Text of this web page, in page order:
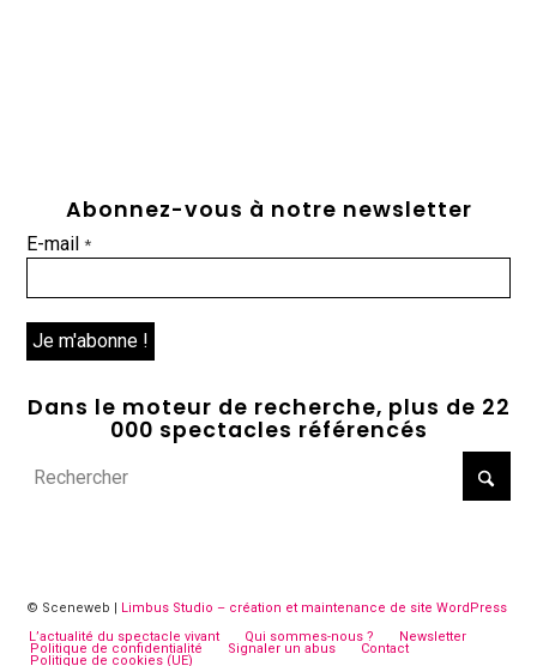
Abonnez-vous à notre newsletter
E-mail*
Dans le moteur de recherche, plus de 22
000 spectacles référencés
© Sceneweb |
Limbus Studio – création et maintenance de site WordPress
L’actualité du spectacle vivant
Qui sommes-nous ? Newsletter
Politique de confidentialité Signaler un abus Contact
Politique de cookies (UE)